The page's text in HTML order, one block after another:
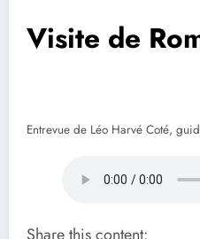
Visite de
Entrevue de Léo Harvé Coté,